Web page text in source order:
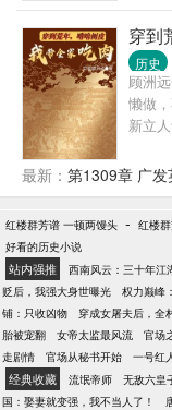
穿到
历史
顾洲
懒做
新立
醒。
最新： 第1309章 广发
红楼群芳谱 一顿两馒头 - 红楼
好看的历史小说
站内强推 西南风云：三十年江
贬后，我强大身世曝光
权力巅峰
铺：只收凶物
穿成女屠夫后，全
胎被宠翻
女帝太监最风流 官场
走剧情
官场从秘书开始 一号红
经典收藏 流氓帝师 无敌六皇
国：娶妻就变强，我不当人了！